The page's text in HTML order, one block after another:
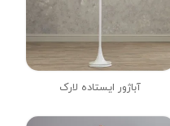
آباژور ایستاده لارک